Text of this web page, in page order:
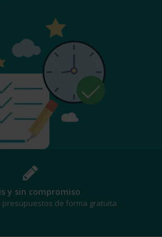
mejor precio!
de los mejores descuentos